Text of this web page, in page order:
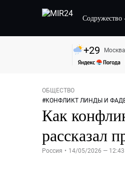
Содружество
+29 Москва
ОБЩЕСТВО
#КОНФЛИКТ ЛИНДЫ И
Как
рассказал
Россия • 14/05/2026 — 12:43